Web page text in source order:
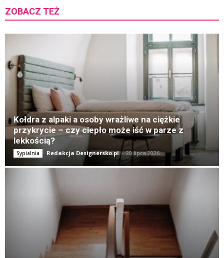
ZOBACZ TEŻ
Kołdra z alpaki a osoby wrażliwe na ciężkie
przykrycie – czy ciepło może iść w parze z
lekkością?
Sypialnia Redakcja Designersko.pl - 20 lipca 2026